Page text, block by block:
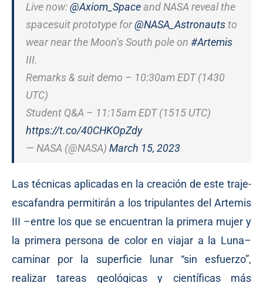
Live now:@Axiom_Spaceand NASA reveal the
spacesuit prototype for@NASA_Astronautsto
wear near the Moon’s South pole on #Artemis
III.
Remarks & suit demo – 10:30am EDT (1430
UTC)
Student Q&A – 11:15am EDT (1515 UTC)
https://t.co/40CHKOpZdy
— NASA (@NASA) March 15, 2023
Las técnicas aplicadas en la creación de este traje-
escafandra permitirán a los tripulantes del Artemis
III –entre los que se encuentran la primera mujer y
la primera persona de color en viajar a la Luna–
caminar por la superficie lunar “sin esfuerzo”,
realizar tareas geológicas y científicas más